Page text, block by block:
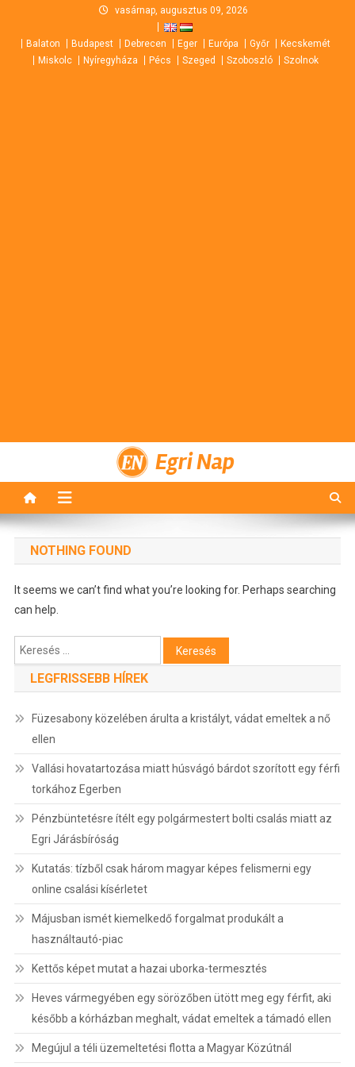
content
vasárnap, augusztus 09, 2026
Balaton Budapest Debrecen Eger Európa Győr
Kecskemét
Miskolc
Nyíregyháza Pécs Szeged Szoboszló Szolnok
Egri Nap
NOTHING FOUND
It seems we can’t find what you’re looking for. Perhaps searching
can help.
Keresés:
LEGFRISSEBB HÍREK
Füzesabony közelében árulta a kristályt, vádat emeltek a nő
ellen
Vallási hovatartozása miatt húsvágó bárdot szorított egy férfi
torkához Egerben
Pénzbüntetésre ítélt egy polgármestert bolti csalás miatt az
Egri Járásbíróság
Kutatás: tízből csak három magyar képes felismerni egy
online csalási kísérletet
Májusban ismét kiemelkedő forgalmat produkált a
használtautó-piac
Kettős képet mutat a hazai uborka-termesztés
Heves vármegyében egy sörözőben ütött meg egy férfit, aki
később a kórházban meghalt, vádat emeltek a támadó ellen
Megújul a téli üzemeltetési flotta a Magyar Közútnál